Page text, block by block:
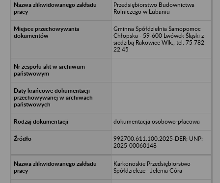
Przedsiębiorstwo Budownictwa
Rolniczego w Lubaniu
Gminna Spółdzielnia Samopomoc
Chłopska - 59-600 Lwówek Śląski z
siedzibą Rakowice Wlk., tel. 75 782
22 45
dokumentacja osobowo-płacowa
992700.611.100.2025-DER; UNP:
2025-00060148
Karkonoskie Przedsiębiorstwo
Spółdzielcze - Jelenia Góra